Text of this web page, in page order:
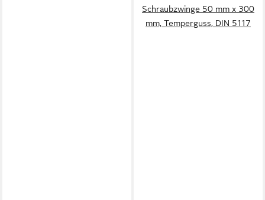
Schraubzwinge 50 mm x 300
mm, Temperguss, DIN 5117